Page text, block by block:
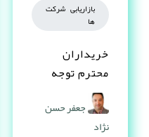
بازاریابی شرکت
ها
خریداران
محترم توجه
کنند
جعفر حسن
نژاد